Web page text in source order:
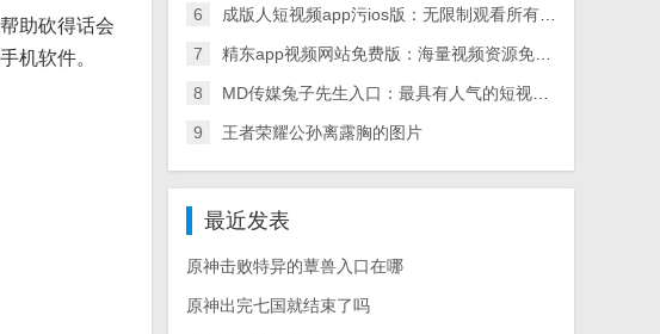
助砍得话会
机软件。
6 成版人短视频app污ios版：无限制观看所有影片
7 精东app视频网站免费版：海量视频资源免费畅享
8 MD传媒兔子先生入口：最具有人气的短视频直播社区
9 王者荣耀公孙离露胸的图片
最近发表
原神击败特异的蕈兽入口在哪
原神出完七国就结束了吗